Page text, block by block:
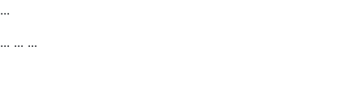
...
... ... ...